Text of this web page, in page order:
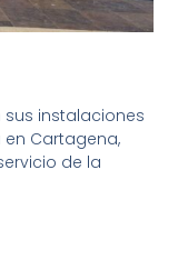
sus instalaciones
Cartagena,
de la